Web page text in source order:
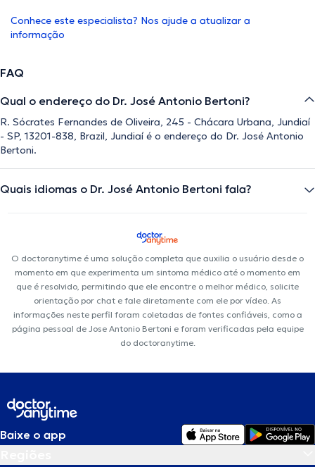
Conhece este especialista? Nos ajude a atualizar a
informação
FAQ
Qual o endereço do Dr. José Antonio Bertoni?
R. Sócrates Fernandes de Oliveira, 245 - Chácara Urbana, Jundiaí
- SP, 13201-838, Brazil, Jundiaí é o endereço do Dr. José Antonio
Bertoni.
Quais idiomas o Dr. José Antonio Bertoni fala?
O doctoranytime é uma solução completa que auxilia o usuário desde o
momento em que experimenta um sintoma médico até o momento em
que é resolvido, permitindo que ele encontre o melhor médico, solicite
orientação por chat e fale diretamente com ele por vídeo. As
informações neste perfil foram coletadas de fontes confiáveis, como a
página pessoal de Jose Antonio Bertoni e foram verificadas pela equipe
do doctoranytime.
Baixe o app